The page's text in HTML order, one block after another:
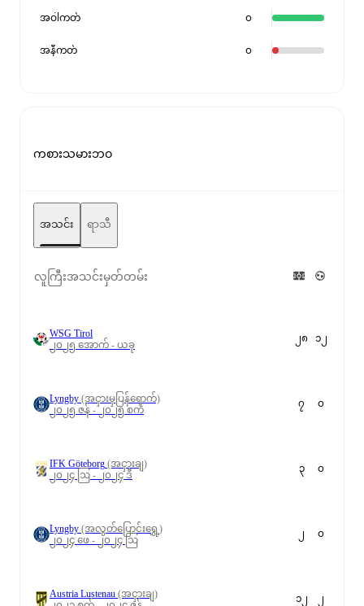
အဝါကတ် ၀
အနီကတ် ၀
ကစားသမားဘဝ
အသင်း ရာသီ
လူကြီးအသင်းမှတ်တမ်း
WSG Tirol
၂၀၂၅ အောက် - ယခု
၂၈ ၁၂
Lyngby (အငှားမှပြန်ရောက်)
၂၀၂၅ ဇန် - ၂၀၂၅ စက်
၇ ၀
IFK Göteborg (အငှားချ)
၂၀၂၄ ဩ - ၂၀၂၄ ဒီ
၃ ၀
Lyngby (အလွတ်ပြောင်းရွှေ့)
၂၀၂၄ ဖေ - ၂၀၂၄ ဩ
၂ ၀
Austria Lustenau (အငှားချ)
၁၂ ၂